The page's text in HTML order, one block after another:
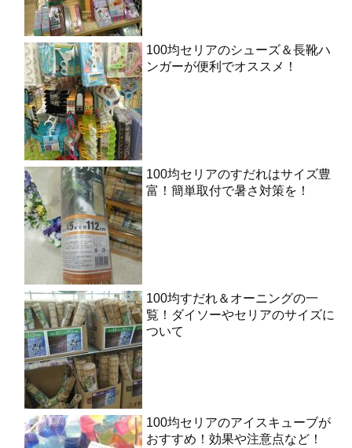
100均セリアのシューズ＆長靴ハ
ンガーが便利でオススメ！
100均セリアのすだれはサイズ豊
富！簡単取付で暑さ対策を！
100均すだれ＆オーニングの一
覧！ダイソーやセリアのサイズに
ついて
100均セリアのアイスキューブが
おすすめ！効果や注意点など！